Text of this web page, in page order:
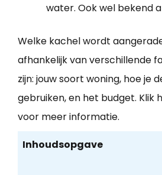
water. Ook wel bekend
Welke kachel wordt
afhankelijk van verschillende
zijn: jouw soort woning, hoe je
gebruiken, en het budget. Klik
voor meer informatie.
Inhoudsopgave